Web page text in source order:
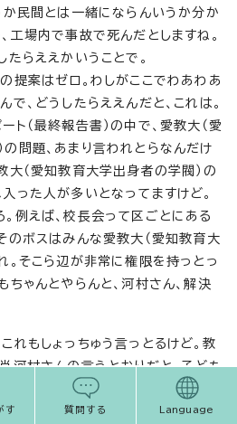
か民間とは一緒にならんいうか分か
工場内で事故で死んだとしますね。
たらええかいうことで。
提案はゼロ。わしがここでわあわあ
で、どうしたらええんだと、これは。
ト（最終報告書）の中で、愛教大（愛
問題、あまり言われとらなんだけ
大（愛知教育大学出身者の学閥）の
った人が多いとなってますけど。
例えば、校長会って区ごとにある
のボスはみんな愛教大（愛知教育大
。そこら辺が非常に権限を持っとっ
ちゃんとやらんと、河村さん、解決
れもしょっちゅう言っとるけど。教
河村さんの言うとおりだと。子ども
めにはどうしたらええと。スクー
置いたらええんだとか。また、ほか
す 質問する Language